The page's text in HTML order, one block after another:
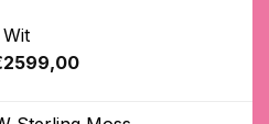
2599,00Huidige